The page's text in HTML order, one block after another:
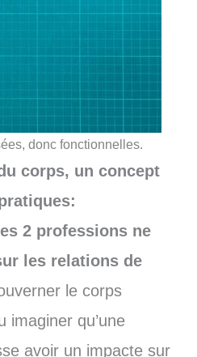
donc fonctionnelles.
corps, un concept
2 professions ne
les relations de
le corps
imaginer qu’une
avoir un impacte sur